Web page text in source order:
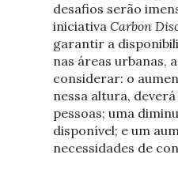
desafios serão
iniciativa Carbon
garantir a
nas áreas urbanas,
considerar: o
nessa altura,
pessoas; uma
disponível; e um
necessidades de